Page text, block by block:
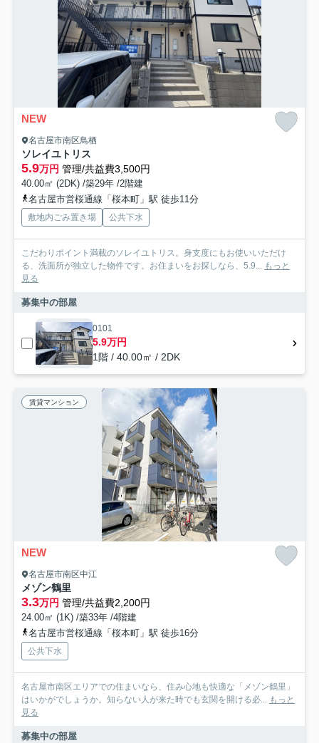
NEW
名古屋市南区鳥栖
ソレイユトリス
5.9万円 管理/共益費3,500円
40.00㎡ (2DK) /築29年 /2階建
名古屋市営桜通線「桜本町」駅 徒歩11分
敷地内ごみ置き場 公共下水
こだわりポイント満載のソレイユトリス。身支度にもお使いいただけ
る、洗面所が独立した物件です。お住まいをお探しなら、5.9... もっと
見る
募集中の部屋
0101
5.9万円
1階 / 40.00㎡ / 2DK
賃貸マンション
NEW
名古屋市南区中江
メゾン鶴里
3.3万円 管理/共益費2,200円
24.00㎡ (1K) /築33年 /4階建
名古屋市営桜通線「桜本町」駅 徒歩16分
公共下水
名古屋市南区エリアでの住まいなら、住み心地も快適な「メゾン鶴里」
はいかがでしょうか。知らない人が来た時でも玄関を開ける必... もっと
見る
募集中の部屋